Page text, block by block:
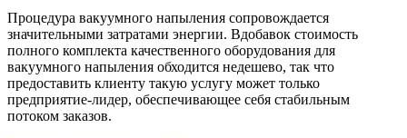
Процедура вакуумного напыления сопровождается
значительными затратами энергии. Вдобавок стоимость
полного комплекта качественного оборудования для
вакуумного напыления обходится недешево, так что
предоставить клиенту такую услугу может только
предприятие-лидер, обеспечивающее себя стабильным
потоком заказов.